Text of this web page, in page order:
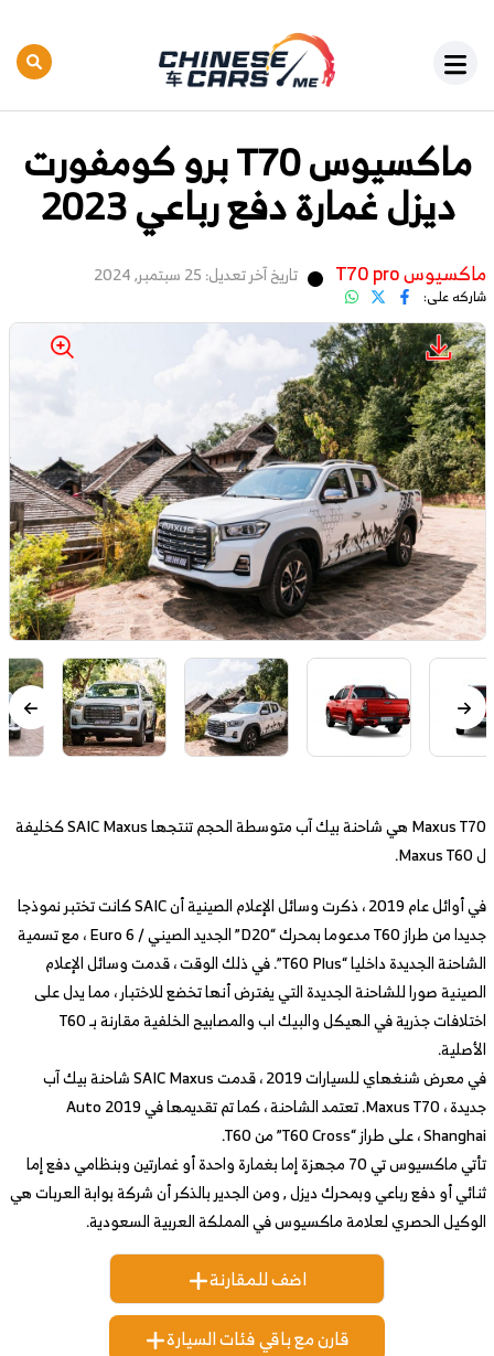
ماكسيوس T70 برو كومفورت
ديزل غمارة دفع رباعي 2023
ماكسيوس T70 pro تاريخ آخر تعديل: 25 سبتمبر, 2024
شاركه على:
Maxus T70 هي شاحنة بيك آب متوسطة الحجم تنتجها SAIC Maxus كخليفة
ل Maxus T60.
في أوائل عام 2019 ، ذكرت وسائل الإعلام الصينية أن SAIC كانت تختبر نموذجا
جديدا من طراز T60 مدعوما بمحرك “D20” الجديد الصيني / Euro 6 ، مع تسمية
الشاحنة الجديدة داخليا “T60 Plus”. في ذلك الوقت ، قدمت وسائل الإعلام
الصينية صورا للشاحنة الجديدة التي يفترض أنها تخضع للاختبار ، مما يدل على
اختلافات جذرية في الهيكل والبيك اب والمصابيح الخلفية مقارنة بـ T60
الأصلية.
في معرض شنغهاي للسيارات 2019 ، قدمت SAIC Maxus شاحنة بيك آب
جديدة ، Maxus T70. تعتمد الشاحنة ، كما تم تقديمها في 2019 Auto
Shanghai ، على طراز “T60 Cross” من T60.
تأتي ماكسيوس تي 70 مجهزة إما بغمارة واحدة أو غمارتين وبنظامي دفع إما
ثنائي أو دفع رباعي وبمحرك ديزل , ومن الجدير بالذكر أن شركة بوابة العربات هي
الوكيل الحصري لعلامة ماكسيوس في المملكة العربية السعودية.
اضف للمقارنة
قارن مع باقي فئات السيارة